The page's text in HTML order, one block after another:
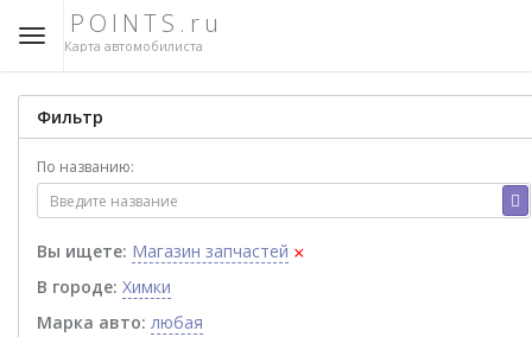
POINTS.ru
Карта автомобилиста
Фильтр
По названию:
Вы ищете: Магазин запчастей ×
В городе: Химки
Марка авто: любая